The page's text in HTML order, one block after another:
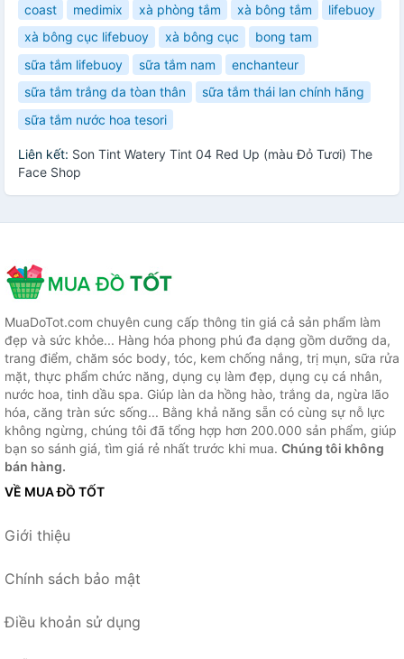
coast
medimix xà phòng tắm xà bông tắm
lifebuoy
xà bông cục lifebuoy
xà bông cục
bong tam
sữa tắm lifebuoy
sữa tắm nam
enchanteur
sữa tắm trắng da tòan thân
sữa tắm thái lan chính hãng
sữa tắm nước hoa tesori
Liên kết: Son Tint Watery Tint 04 Red Up (màu Đỏ Tươi) The
Face Shop
MuaDoTot.com chuyên cung cấp thông tin giá cả sản phẩm làm
đẹp và sức khỏe... Hàng hóa phong phú đa dạng gồm dưỡng da,
trang điểm, chăm sóc body, tóc, kem chống nắng, trị mụn, sữa rửa
mặt, thực phẩm chức năng, dụng cụ làm đẹp, dụng cụ cá nhân,
nước hoa, tinh dầu spa. Giúp làn da hồng hào, trắng da, ngừa lão
hóa, căng tràn sức sống... Bằng khả năng sẵn có cùng sự nỗ lực
không ngừng, chúng tôi đã tổng hợp hơn 200.000 sản phẩm, giúp
bạn so sánh giá, tìm giá rẻ nhất trước khi mua. Chúng tôi không
bán hàng.
VỀ MUA ĐỒ TỐT
Giới thiệu
Chính sách bảo mật
Điều khoản sử dụng